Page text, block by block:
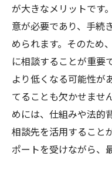
が大きなメリットです
意が必要であり、手続
められます。そのため
に相談することが重要
より低くなる可能性が
てることも欠かせませ
めには、仕組みや法的
相談先を活用すること
ポートを受けながら、